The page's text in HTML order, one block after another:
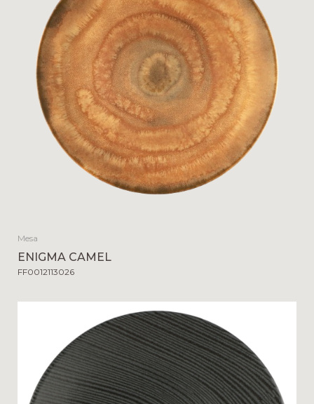
Mesa
ENIGMA CAMEL
FF0012113026